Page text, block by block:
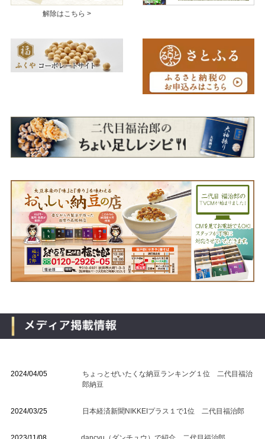
解除はこちら >
2024/04/05
ちょっとぜいたくな納豆ランキング１位 二代目福治
郎納豆
2024/03/25 日本経済新聞NIKKEIプラス１で1位 二代目福治郎